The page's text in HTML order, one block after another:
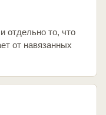
отдельно то, что
от навязанных